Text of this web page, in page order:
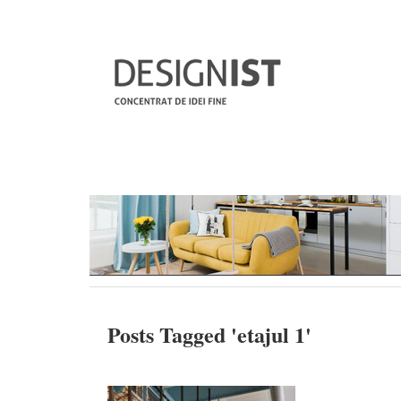
Posts Tagged 'etajul 1'